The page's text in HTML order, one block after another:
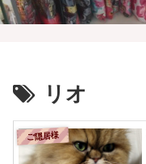
リオ
ご隠居様